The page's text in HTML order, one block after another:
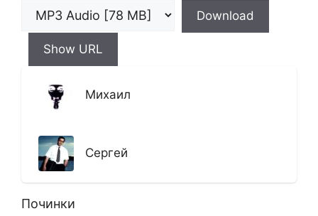
Download
Show URL
Михаил
Сергей
Починки